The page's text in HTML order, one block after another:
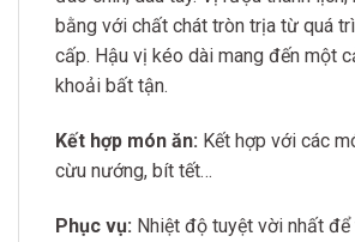
bằng với chất chát tròn trịa từ quá
cấp. Hậu vị kéo dài mang đến một
khoải bất tận.
Kết hợp món ăn: Kết hợp với các
cừu nướng, bít tết…
Phục vụ: Nhiệt độ tuyệt vời nhất